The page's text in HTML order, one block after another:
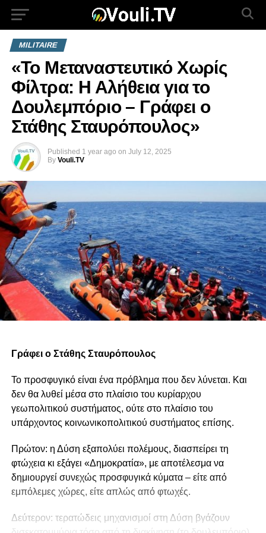
MILITAIRE
«Το Μεταναστευτικό Χωρίς
Φίλτρα: Η Αλήθεια για το
Δουλεμπόριο – Γράφει ο
Στάθης Σταυρόπουλος»
Published 1 year ago on July 12, 2025
By Vouli.TV
Γράφει ο Στάθης Σταυρόπουλος
Το προσφυγικό είναι ένα πρόβλημα που δεν λύνεται. Και
δεν θα λυθεί μέσα στο πλαίσιο του κυρίαρχου
γεωπολιτικού συστήματος, ούτε στο πλαίσιο του
υπάρχοντος κοινωνικοπολιτικού συστήματος επίσης.
Πρώτον: η Δύση εξαπολύει πολέμους, διασπείρει τη
φτώχεια κι εξάγει «Δημοκρατία», με αποτέλεσμα να
δημιουργεί συνεχώς προσφυγικά κύματα – είτε από
εμπόλεμες χώρες, είτε απλώς από φτωχές.
Δεύτερον: τερατώδεις μηχανισμοί στη Δύση βγάζουν